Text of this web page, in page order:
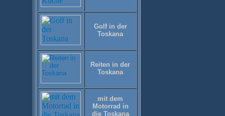
Golf in der
Toskana
Reiten in der
Toskana
mit dem
Motorrad in
die Toskana